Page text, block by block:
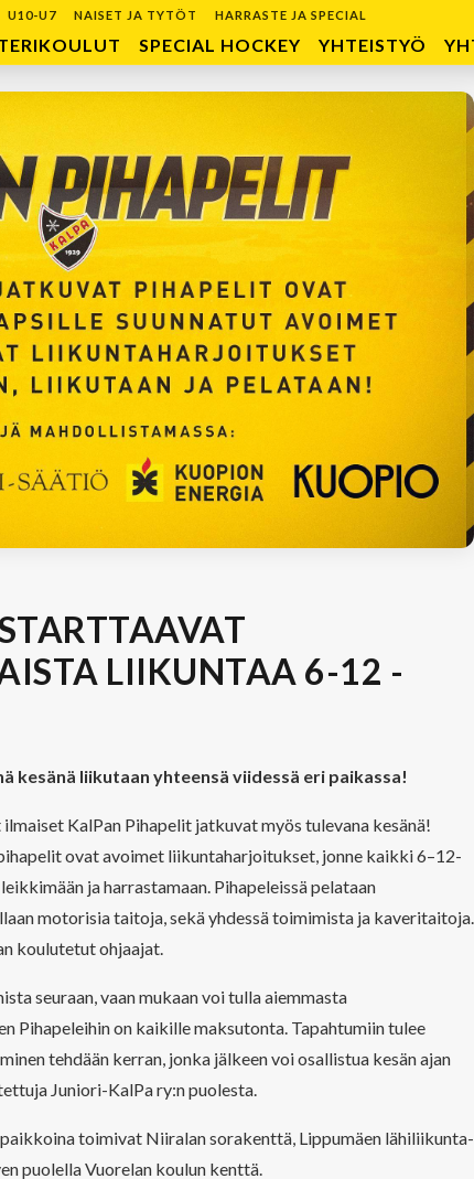
U10-U7 NAISET JA TYTÖT HARRASTE JA SPECIAL
SPECIAL HOCKEY YHTEISTYÖ
LIIKUNTAA 6-12 -
kesänä liikutaan yhteensä viidessä eri paikassa!
KalPan Pihapelit jatkuvat myös tulevana kesänä!
ovat avoimet liikuntaharjoitukset, jonne kaikki 6–12-
ja harrastamaan. Pihapeleissä pelataan
motorisia taitoja, sekä yhdessä toimimista ja kaveritaitoja.
koulutetut ohjaajat.
seuraan, vaan mukaan voi tulla aiemmasta
Pihapeleihin on kaikille maksutonta. Tapahtumiin tulee
tehdään kerran, jonka jälkeen voi osallistua kesän ajan
Juniori-KalPa ry:n puolesta.
toimivat Niiralan sorakenttä, Lippumäen lähiliikunta-
puolella Vuorelan koulun kenttä.